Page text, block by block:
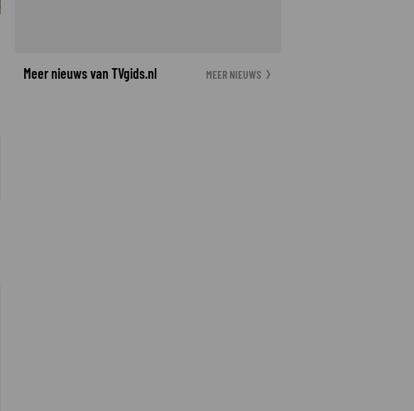
Meer nieuws van TVgids.nl MEER NIEUWS